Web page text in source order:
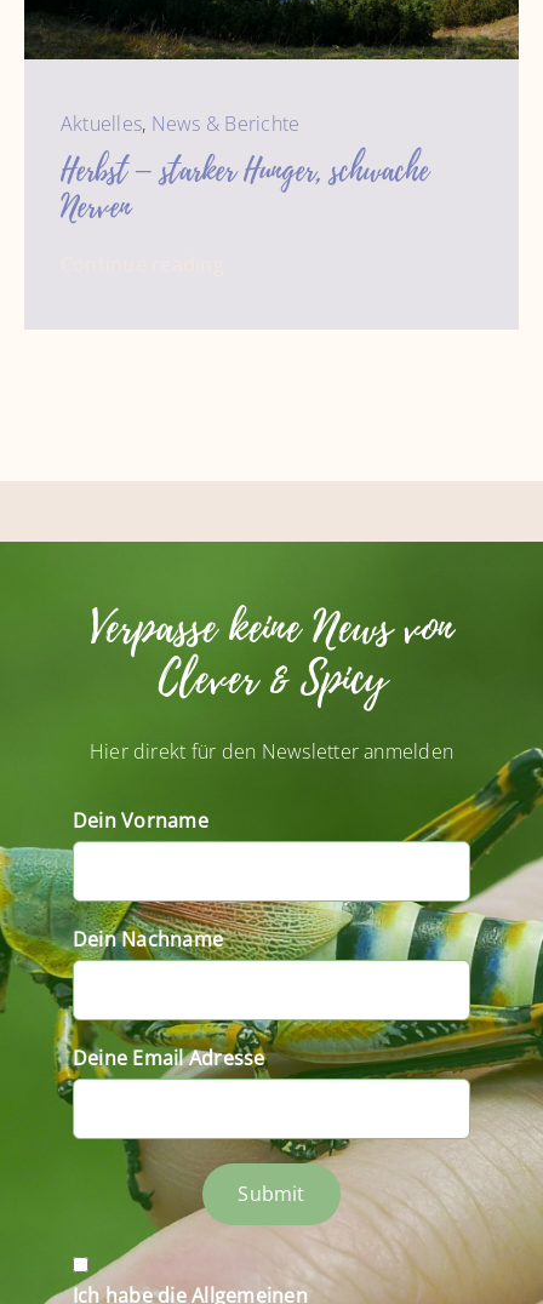
Aktuelles, News & Berichte
Herbst – starker Hunger, schwache
Nerven
Verpasse keine News von
Clever & Spicy
Hier direkt für den Newsletter anmelden
Dein Vorname
Dein Nachname
Deine Email Adresse
Submit
Ich habe die Allgemeinen